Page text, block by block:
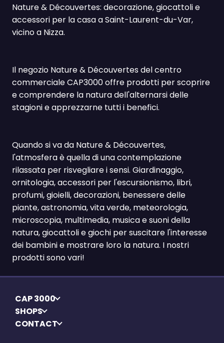
Nature & Découvertes: decorazione, giocattoli e
accessori per la casa a Saint-Laurent-du-Var,
vicino a Nizza.
Il negozio Nature & Découvertes del centro
commerciale CAP3000 offre prodotti per scoprire
e comprendere la natura dell'alternarsi delle
stagioni e apprezzarne tutti i benefici.
Quando si va da Nature & Découvertes,
l'atmosfera è quella di una contemplazione
rilassata per risvegliare i sensi. Giardinaggio,
ornitologia, accessori per l'escursionismo, libri,
profumi, gioielli, decorazioni, benessere delle
piante, astronomia, vita verde, meteorologia,
microscopia, multimedia, musica e suoni della
natura, giocattoli e giochi per suscitare l'interesse
dei bambini e mostrare loro la natura. I nostri
prodotti sono vari!
CAP 3000
SHOPS
CONTACT